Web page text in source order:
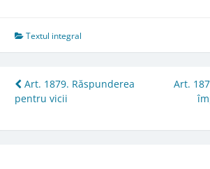
Textul integral
Post
navigation
Art. 1879. Răspunderea
pentru vicii
Art.